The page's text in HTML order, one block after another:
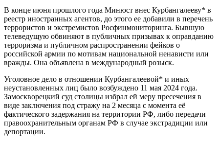
В конце июня прошлого года Минюст внес Курбангалееву* в
реестр иностранных агентов, до этого ее добавили в перечень
террористов и экстремистов Росфинмониторинга. Бывшую
телеведущую обвиняют в публичных призывах к оправданию
терроризма и публичном распространении фейков о
российской армии по мотивам национальной ненависти или
вражды. Она объявлена в международный розыск.
Уголовное дело в отношении Курбангалеевой* и иных
неустановленных лиц было возбуждено 11 мая 2024 года.
Замоскворецкий суд столицы избрал ей меру пресечения в
виде заключения под стражу на 2 месяца с момента её
фактического задержания на территории РФ, либо передачи
правоохранительным органам РФ в случае экстрадиции или
депортации.